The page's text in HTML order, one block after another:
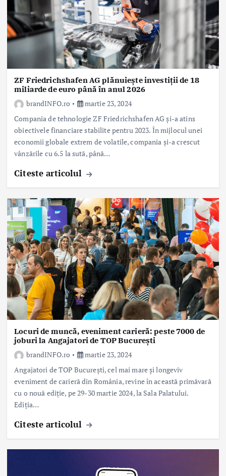
ZF Friedrichshafen AG plănuiește investiții de 18
miliarde de euro până în anul 2026
brandINFO.ro
martie 23, 2024
Compania de tehnologie ZF Friedrichshafen AG și-a atins
obiectivele financiare stabilite pentru 2023. În mijlocul unei
economii globale extrem de volatile, compania și-a crescut
vânzările cu 6.5 la sută, până…
Citeste articolul
Locuri de muncă, eveniment carieră: peste 7000 de
joburi la Angajatori de TOP București
brandINFO.ro
martie 23, 2024
Angajatori de TOP București, cel mai mare și longeviv
eveniment de carieră din România, revine în această primăvară
cu o nouă ediție, pe 29-30 martie 2024, la Sala Palatului.
Ediția…
Citeste articolul